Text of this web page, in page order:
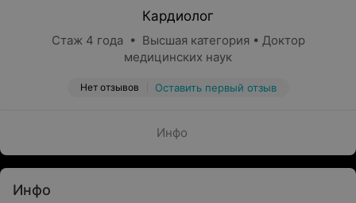
Кардиолог
Стаж 4 года • Высшая категория • Доктор
медицинских наук
Нет отзывов Оставить первый отзыв
Инфо
Инфо